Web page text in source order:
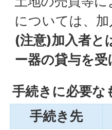
については、
(注意)加入者と
ー器の貸与を
手続きに必要な
手続き先